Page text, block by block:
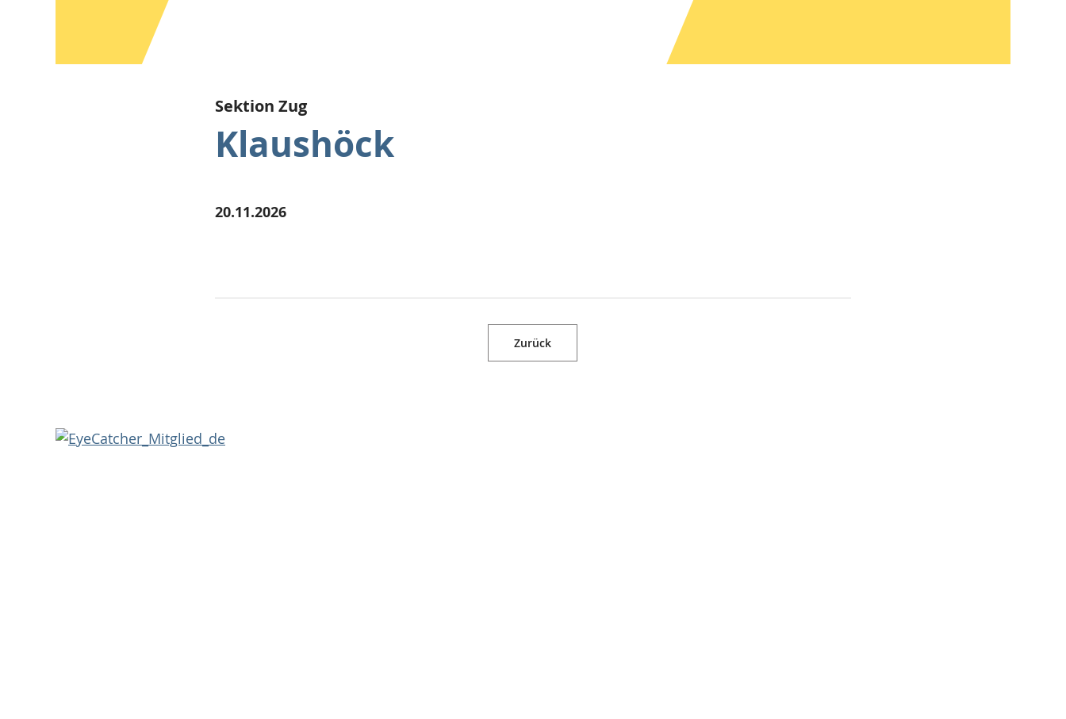
Sektion Zug
Klaushöck
20.11.2026
Zurück